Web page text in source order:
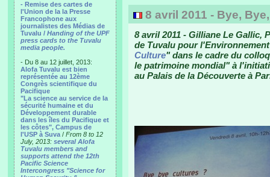
- Remise des cartes de
l'Union de la la Presse
Francophone aux
journalistes des Médias de
Tuvalu / Handing of the UPF
press cards to the Tuvalu
media people.
- Du 8 au 12 juillet, 2013:
Alofa Tuvalu est bien
représentée au 12ème
Congrès scientifique du
Pacifique
"La science au service de la
sécurité humaine et du
Développement durable
dans les îles du Pacifique et
les côtes", Campus de
l'USP à Suva / From 8 to 12
July, 2013: several Alofa
Tuvalu members and
supports attend the 12th
Pacific Science
Intercongress "Science for
8 avril 2011 - Bye,
8 avril 2011 - Gilliane Le Gallic,
de Tuvalu pour
Culture" dans le cadre du
le patrimoine mondial" à
au Palais de la Découverte à